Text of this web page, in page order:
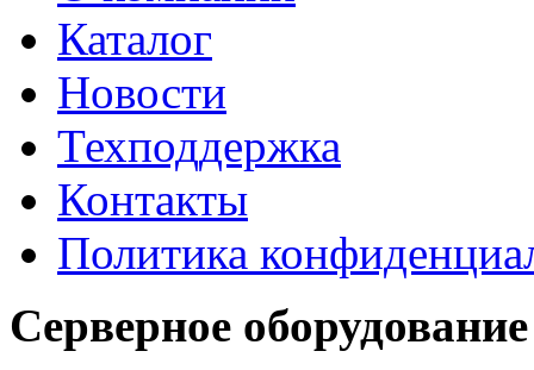
Каталог
Новости
Техподдержка
Контакты
Политика
Серверное оборудование